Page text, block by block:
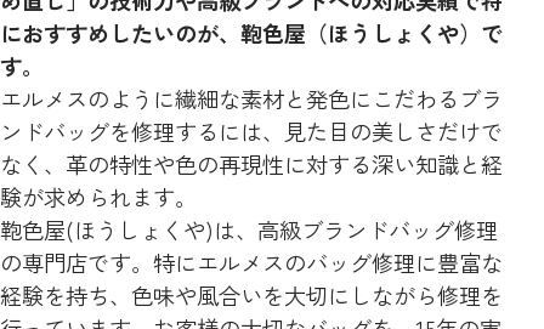
におすすめしたいのが、鞄色屋（ほうしょくや）で
す。
エルメスのように繊細な素材と発色にこだわるブラ
ンドバッグを修理するには、見た目の美しさだけで
なく、革の特性や色の再現性に対する深い知識と経
験が求められます。
鞄色屋(ほうしょくや)は、高級ブランドバッグ修理
の専門店です。特にエルメスのバッグ修理に豊富な
経験を持ち、色味や風合いを大切にしながら修理を